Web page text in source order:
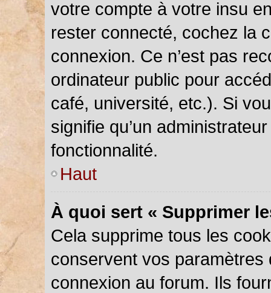
votre compte à votre insu
rester connecté, cochez la
connexion. Ce n’est pas
ordinateur public pour
café, université, etc.). Si
signifie qu’un
fonctionnalité.
Haut
À quoi sert « Supprimer
Cela supprime tous les
conservent vos paramètres
connexion au forum. Ils